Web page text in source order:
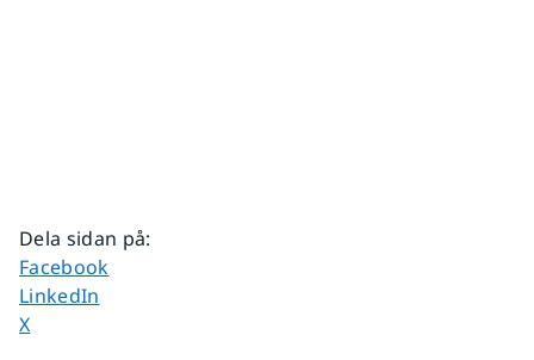
Dela sidan på:
Dela sidan på
Facebook
Dela sidan på
LinkedIn
Dela sidan på
X